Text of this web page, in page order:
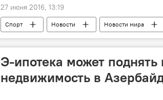
27 июня 2016, 13:19
Спорт Новости Новости мира
Э-ипотека может
недвижимость в